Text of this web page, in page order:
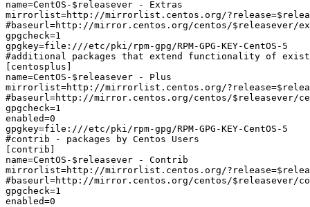
name=CentOS-$releasever - Extras
mirrorlist=http://mirrorlist.centos.org/
#baseurl=http://mirror.centos.org/centos/$releasever/
gpgcheck=1
gpgkey=file:///etc/pki/rpm-gpg/RPM-GPG-KEY-CentOS-5
#additional packages that extend functionality of
[centosplus]
name=CentOS-$releasever - Plus
mirrorlist=http://mirrorlist.centos.org/
#baseurl=http://mirror.centos.org/centos/$releasever/
gpgcheck=1
enabled=0
gpgkey=file:///etc/pki/rpm-gpg/RPM-GPG-KEY-CentOS-5
#contrib - packages by Centos Users
[contrib]
name=CentOS-$releasever - Contrib
mirrorlist=http://mirrorlist.centos.org/
#baseurl=http://mirror.centos.org/centos/$releasever/
gpgcheck=1
enabled=0